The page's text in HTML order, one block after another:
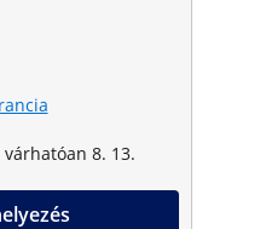
várhatóan 8. 13.